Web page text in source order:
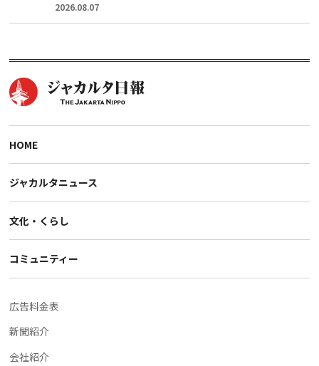
2026.08.07
HOME
ジャカルタニュース
文化・くらし
コミュニティー
広告料金表
新聞紹介
会社紹介